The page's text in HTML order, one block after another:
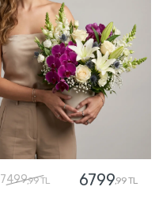
7499,99 TL 6799,99 TL